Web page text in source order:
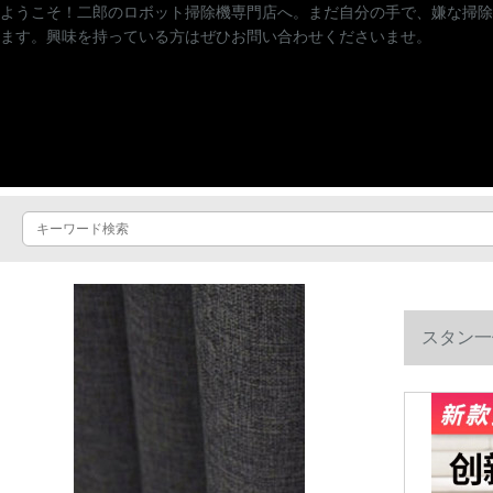
ようこそ！二郎のロボット掃除機専門店へ。まだ自分の手で、嫌な
ます。興味を持っている方はぜひお問い合わせくださいませ。
スタン